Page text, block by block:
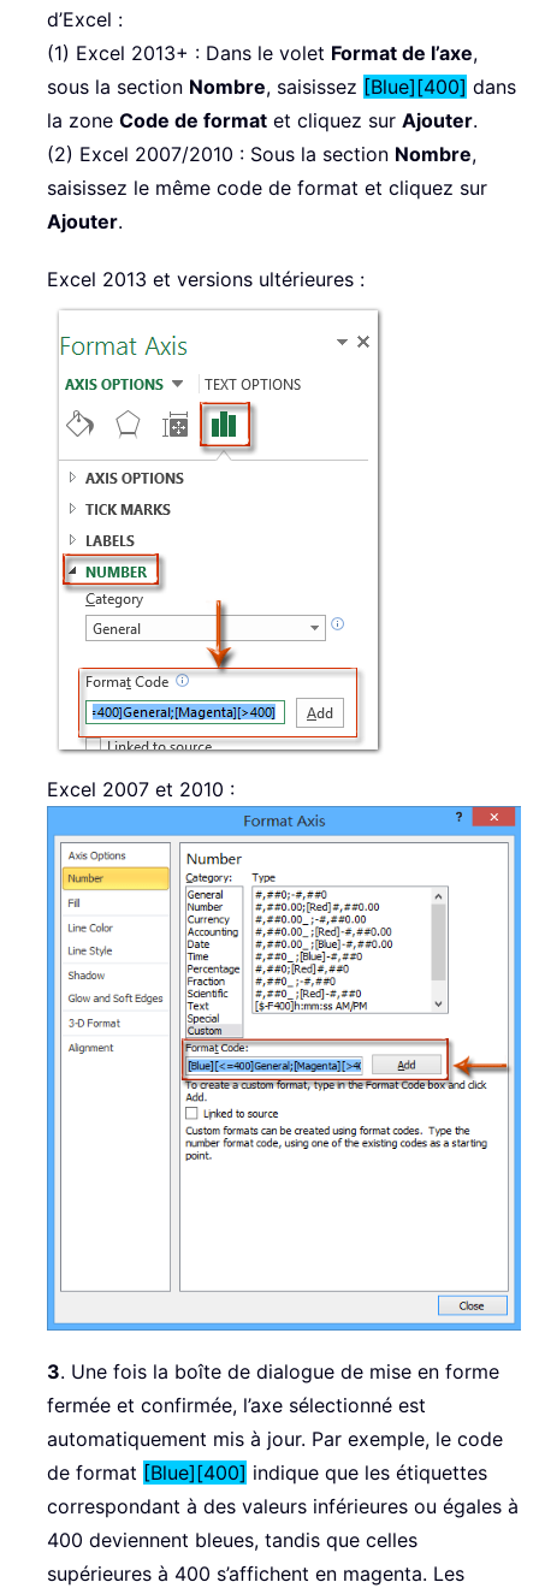
d’Excel :
(1) Excel 2013+ : Dans le volet Format de l’axe,
sous la section Nombre, saisissez [Blue][400] dans
la zone Code de format et cliquez sur Ajouter.
(2) Excel 2007/2010 : Sous la section Nombre,
saisissez le même code de format et cliquez sur
Ajouter.
Excel 2013 et versions ultérieures :
Excel 2007 et 2010 :
3. Une fois la boîte de dialogue de mise en forme
fermée et confirmée, l’axe sélectionné est
automatiquement mis à jour. Par exemple, le code
de format [Blue][400] indique que les étiquettes
correspondant à des valeurs inférieures ou égales à
400 deviennent bleues, tandis que celles
supérieures à 400 s’affichent en magenta. Les